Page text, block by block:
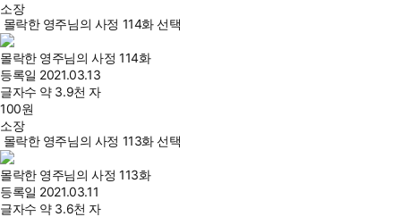
소장
몰락한 영주님의 사정 114화 선택
몰락한 영주님의 사정 114화
등록일 2021.03.13
글자수 약 3.9천 자
100원
소장
몰락한 영주님의 사정 113화 선택
몰락한 영주님의 사정 113화
등록일 2021.03.11
글자수 약 3.6천 자